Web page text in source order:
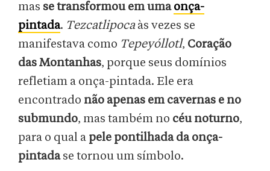
mas se transformou em umaonça-
pintada. Tezcatlipoca às vezes se
manifestava como Tepeyóllotl, Coração
das Montanhas, porque seus domínios
refletiam a onça-pintada. Ele era
encontrado não apenas em cavernas e no
submundo, mas também no céu noturno,
para o qual a pele pontilhada da onça-
pintadase tornou um símbolo.